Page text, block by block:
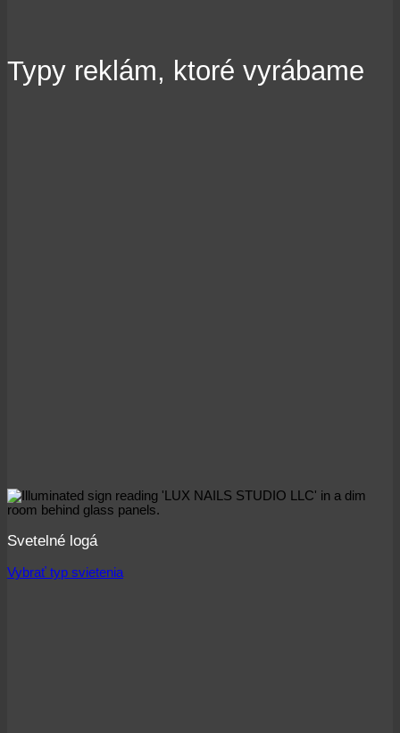
Typy reklám, ktoré vyrábame
Svetelné logá
Vybrať typ svietenia